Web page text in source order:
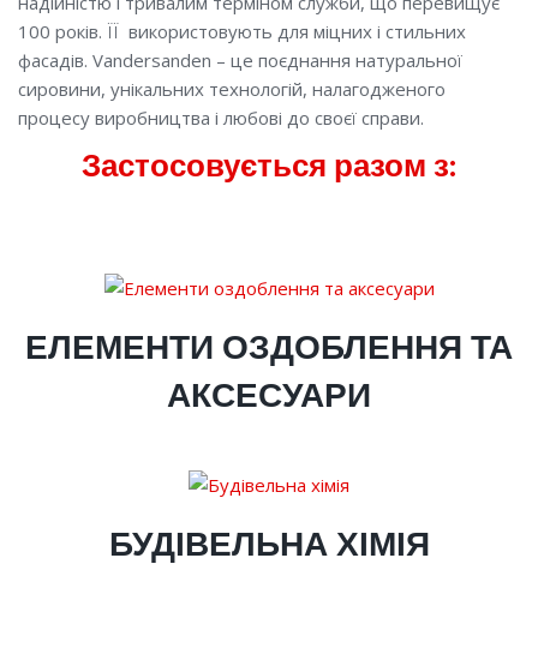
100 років. ЇЇ використовують для міцних і стильних
фасадів. Vandersanden – це поєднання натуральної
сировини, унікальних технологій, налагодженого
процесу виробництва і любові до своєї справи.
Застосовується разом з:
ЕЛЕМЕНТИ ОЗДОБЛЕННЯ ТА
АКСЕСУАРИ
БУДІВЕЛЬНА ХІМІЯ